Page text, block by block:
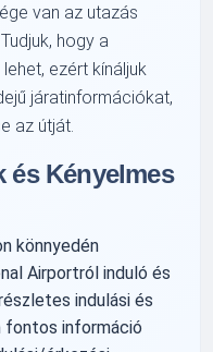
van az utazás
hogy a
ezért kínáljuk
járatinformációkat,
az útját.
és Kényelmes
könnyedén
Airportról induló és
indulási és
fontos információ